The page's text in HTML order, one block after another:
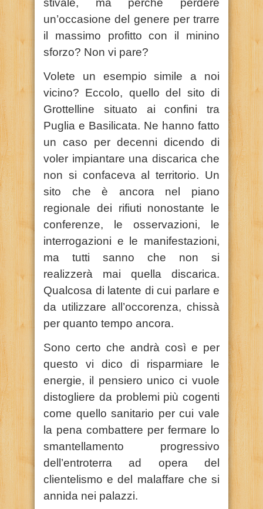
un’occasione del genere per trarre
il massimo profitto con il minino
sforzo? Non vi pare?
Volete un esempio simile a noi
vicino? Eccolo, quello del sito di
Grottelline situato ai confini tra
Puglia e Basilicata. Ne hanno fatto
un caso per decenni dicendo di
voler impiantare una discarica che
non si confaceva al territorio. Un
sito che è ancora nel piano
regionale dei rifiuti nonostante le
conferenze, le osservazioni, le
interrogazioni e le manifestazioni,
ma tutti sanno che non si
realizzerà mai quella discarica.
Qualcosa di latente di cui parlare e
da utilizzare all’occorenza, chissà
per quanto tempo ancora.
Sono certo che andrà così e per
questo vi dico di risparmiare le
energie, il pensiero unico ci vuole
distogliere da problemi più cogenti
come quello sanitario per cui vale
la pena combattere per fermare lo
smantellamento progressivo
dell’entroterra ad opera del
clientelismo e del malaffare che si
annida nei palazzi.